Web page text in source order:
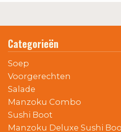
Categorieën
Soep
Voorgerechten
Salade
Manzoku Combo
Sushi Boot
Manzoku Deluxe Sushi